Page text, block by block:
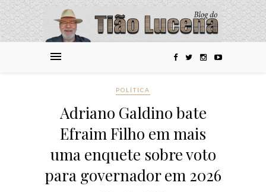
POLÍTICA
Adriano Galdino bate
Efraim Filho em mais
uma enquete sobre voto
para governador em 2026